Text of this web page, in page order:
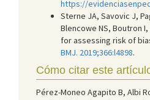
https://
Sterne JA, Savovic J,
Blencowe NS, Boutron I,
for assessing risk of
BMJ. 2019;366:l4898.
Cómo citar este
Pérez-Moneo Agapito B, Albi